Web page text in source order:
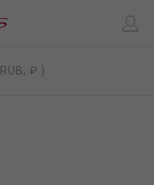
RU ( RUB, ₽ )